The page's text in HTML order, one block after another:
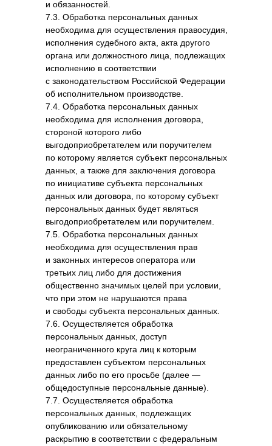
и обязанностей.
7.3. Обработка персональных данных
необходима для осуществления правосудия,
исполнения судебного акта, акта другого
органа или должностного лица, подлежащих
исполнению в соответствии
с законодательством Российской Федерации
об исполнительном производстве.
7.4. Обработка персональных данных
необходима для исполнения договора,
стороной которого либо
выгодоприобретателем или поручителем
по которому является субъект персональных
данных, а также для заключения договора
по инициативе субъекта персональных
данных или договора, по которому субъект
персональных данных будет являться
выгодоприобретателем или поручителем.
7.5. Обработка персональных данных
необходима для осуществления прав
и законных интересов оператора или
третьих лиц либо для достижения
общественно значимых целей при условии,
что при этом не нарушаются права
и свободы субъекта персональных данных.
7.6. Осуществляется обработка
персональных данных, доступ
неограниченного круга лиц к которым
предоставлен субъектом персональных
данных либо по его просьбе (далее —
общедоступные персональные данные).
7.7. Осуществляется обработка
персональных данных, подлежащих
опубликованию или обязательному
раскрытию в соответствии с федеральным